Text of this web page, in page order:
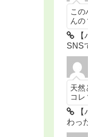
この
んの
SNS
天然
コレ
わっ